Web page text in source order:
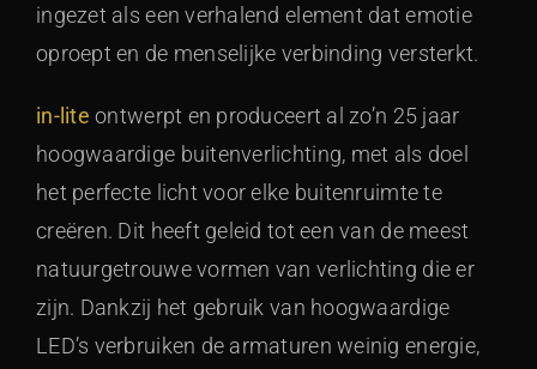
ingezet als een verhalend element dat emotie
oproept en de menselijke verbinding versterkt.
in-lite ontwerpt en produceert al zo’n 25 jaar
hoogwaardige buitenverlichting, met als doel
het perfecte licht voor elke buitenruimte te
creëren. Dit heeft geleid tot een van de meest
natuurgetrouwe vormen van verlichting die er
zijn. Dankzij het gebruik van hoogwaardige
LED’s verbruiken de armaturen weinig energie,